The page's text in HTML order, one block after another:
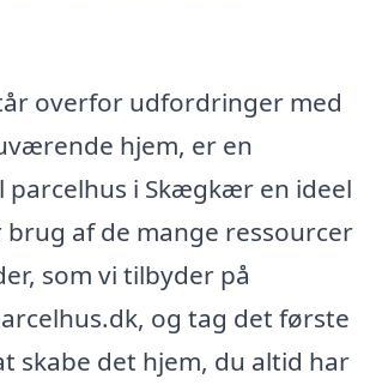
overfor udfordringer med
hjem, er en
i Skægkær en ideel
brug af de mange ressourcer
som vi tilbyder på
og tag det første
skabe det hjem, du altid har